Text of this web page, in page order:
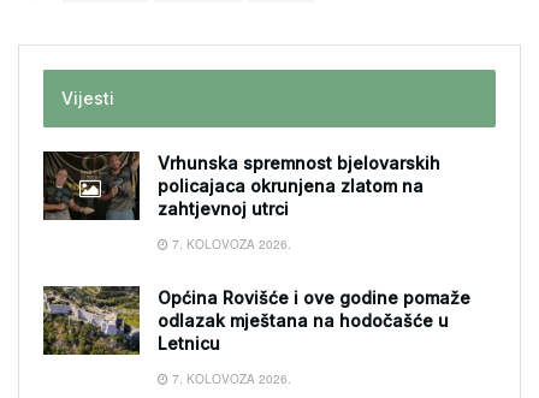
Vijesti
Vrhunska spremnost bjelovarskih
policajaca okrunjena zlatom na
zahtjevnoj utrci
7. KOLOVOZA 2026.
Općina Rovišće i ove godine pomaže
odlazak mještana na hodočašće u
Letnicu
7. KOLOVOZA 2026.